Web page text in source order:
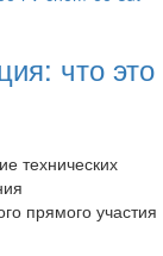
что это
технических
прямого участия